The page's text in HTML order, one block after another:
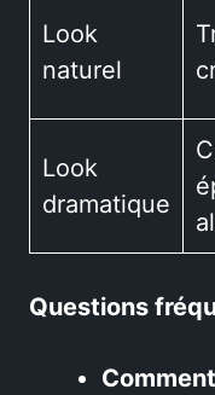
Look
naturel
Look
dramatique
Questions